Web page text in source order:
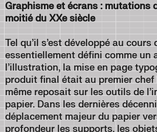
Graphisme et écrans : mutations
moitié du XXe siècle
Tel qu’il s’est développé au
essentiellement défini comme un
l’illustration, la mise en page
produit final était au premier chef
même reposait sur les outils de
papier. Dans les dernières
déplacement majeur du papier
profondeur les supports, les